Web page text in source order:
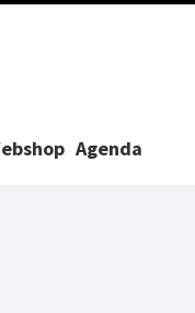
Agenda